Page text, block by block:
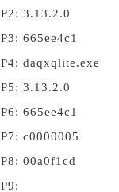
P2: 3.13.2.0
P3: 665ee4c1
P4: daqxqlite.exe
P5: 3.13.2.0
P6: 665ee4c1
P7: c0000005
P8: 00a0f1cd
P9: